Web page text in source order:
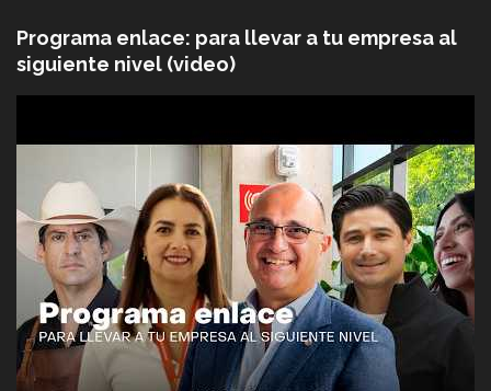
Programa enlace: para llevar a tu empresa al
siguiente nivel (video)